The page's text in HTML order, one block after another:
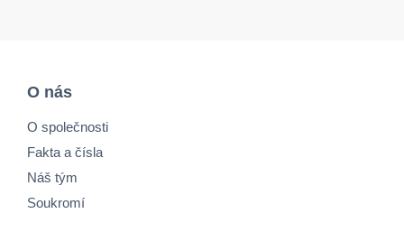
O nás
O společnosti
Fakta a čísla
Náš tým
Soukromí